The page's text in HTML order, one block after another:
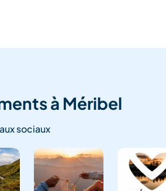
à Méribel
sociaux